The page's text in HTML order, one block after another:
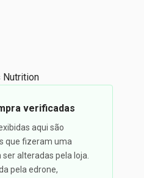
Nutrition
verificadas
aqui são
que fizeram uma
alteradas pela loja.
pela edrone,